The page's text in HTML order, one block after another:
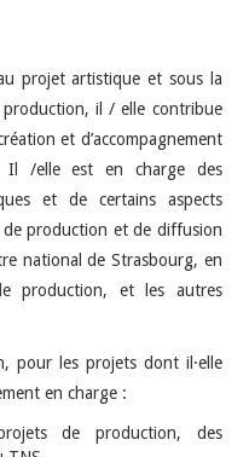
projet artistique et sous la
production, il / elle contribue
et d’accompagnement
Il /elle est en charge des
et de certains aspects
de production et de diffusion
national de Strasbourg, en
production, et les autres
pour les projets dont il·elle
en charge :
de production, des